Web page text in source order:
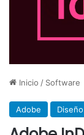
Inicio / Software
Adobe Diseño